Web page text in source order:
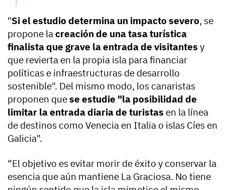
"Si el estudio determina un impacto severo, se
propone lacreación de una tasa turística
finalista que grave la entrada de visitantes y
que revierta en la propia isla para financiar
políticas e infraestructuras de desarrollo
sostenible". Del mismo modo, los canaristas
proponen quese estudie "la posibilidad de
limitar la entrada diaria de turistas en la línea
de destinos como Venecia en Italia o islas Cíes en
Galicia".
“El objetivo es evitar morir de éxito y conservar la
esencia que aún mantiene La Graciosa. No tiene